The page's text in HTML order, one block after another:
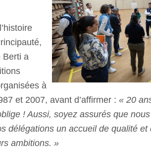
Berti a
à
et 2007, avant d’affirmer : « 20
! Aussi, soyez assurés que
délégations un accueil de qualité
ambitions. »